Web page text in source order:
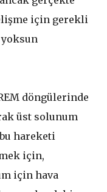
için gerekli
yoksun
döngülerinde
üst solunum
bu hareketi
için,
için hava